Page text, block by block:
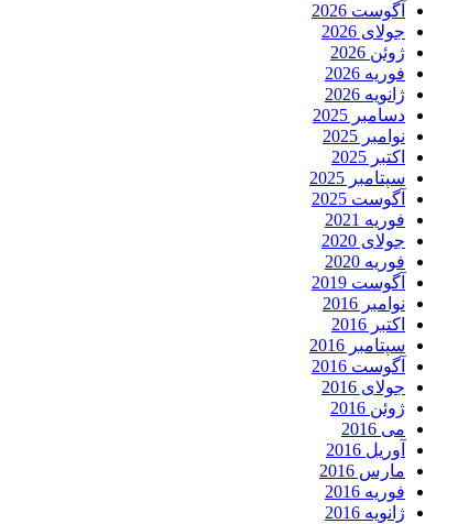
آگوست 2026
جولای 2026
ژوئن 2026
فوریه 2026
ژانویه 2026
دسامبر 2025
نوامبر 2025
اکتبر 2025
سپتامبر 2025
آگوست 2025
فوریه 2021
جولای 2020
فوریه 2020
آگوست 2019
نوامبر 2016
اکتبر 2016
سپتامبر 2016
آگوست 2016
جولای 2016
ژوئن 2016
می 2016
آوریل 2016
مارس 2016
فوریه 2016
ژانویه 2016